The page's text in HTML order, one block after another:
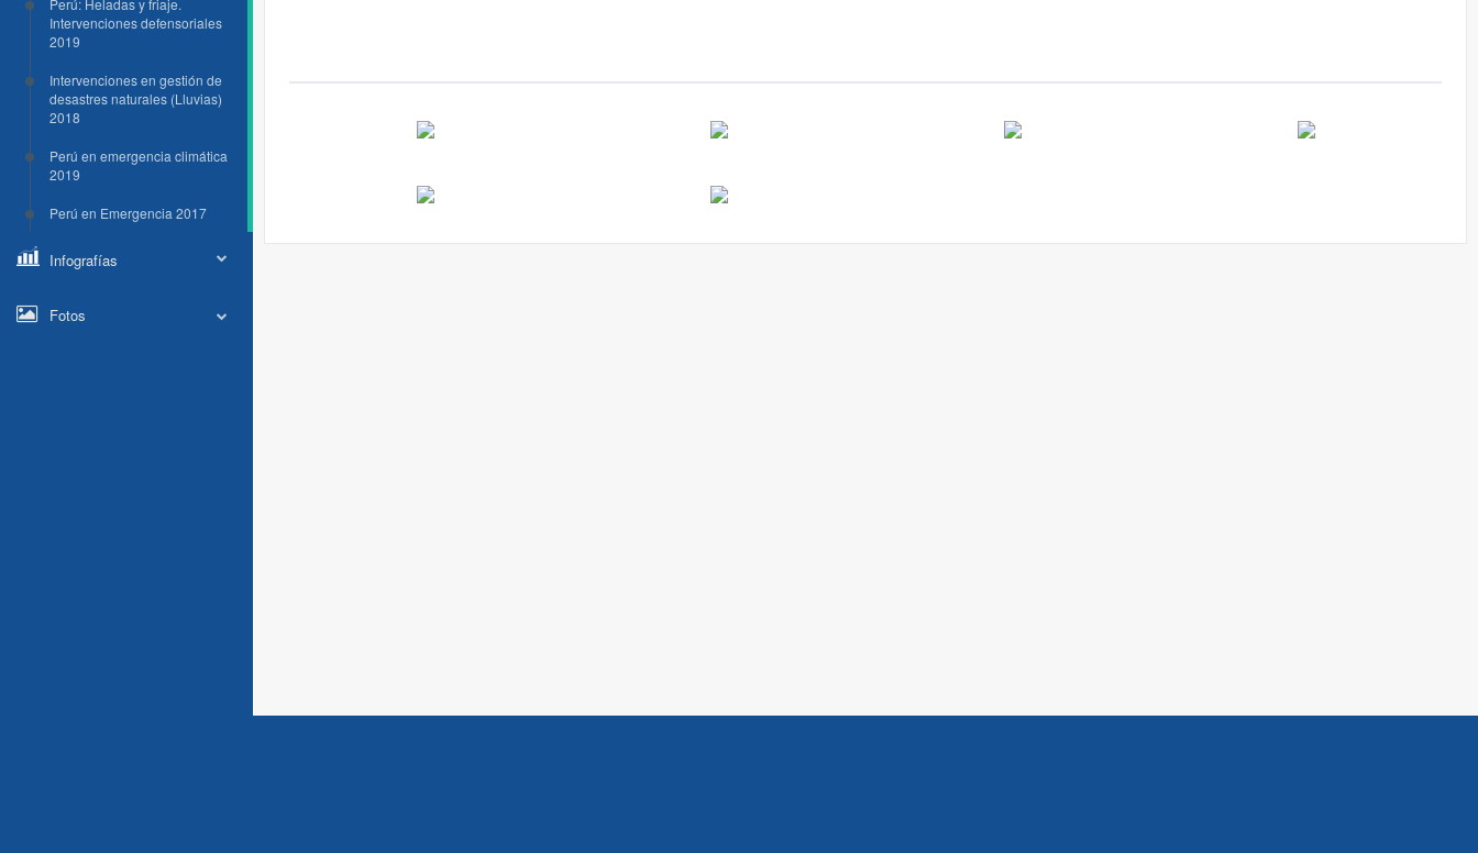
Perú: Heladas y friaje.
Intervenciones defensoriales
2019
Intervenciones en gestión de
desastres naturales (Lluvias)
2018
Perú en emergencia climática
2019
Perú en Emergencia 2017
Infografías
Fotos